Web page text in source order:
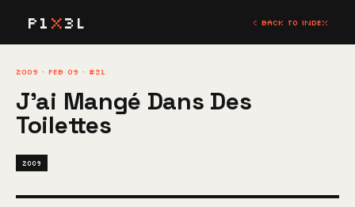
P1 X3L < BACK TO INDEX
2009 · FEB 09 · #31
J'ai Mangé Dans Des
Toilettes
2009